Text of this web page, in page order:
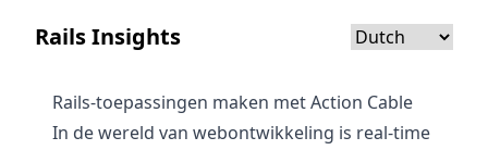
Rails Insights
Rails-toepassingen maken met Action Cable
In de wereld van webontwikkeling is real-time